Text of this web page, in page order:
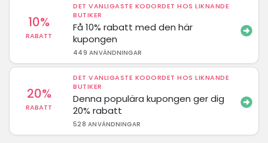
10%
RABATT
DET VANLIGASTE KODORDET HOS LIKNANDE
BUTIKER
Få 10% rabatt med den här
kupongen
449 ANVÄNDNINGAR
20%
RABATT
DET VANLIGASTE KODORDET HOS LIKNANDE
BUTIKER
Denna populära kupongen ger dig
20% rabatt
528 ANVÄNDNINGAR